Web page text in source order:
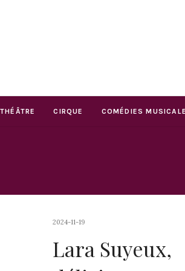
THÉÂTRE CIRQUE COMÉDIES
2024-11-19
Lara Suyeux,